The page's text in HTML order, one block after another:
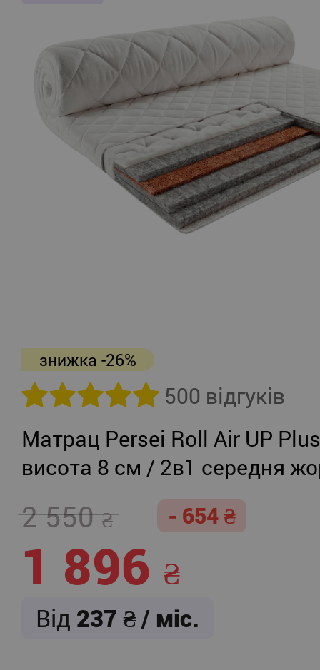
знижка -26%
500 відгуків
Матрац Persei Roll Air UP
висота 8 см / 2в1 середня
2 550 - 654
1 896
Від 237 / міс.